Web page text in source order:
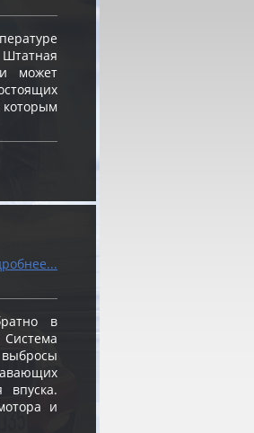
может
в
впуска.
и